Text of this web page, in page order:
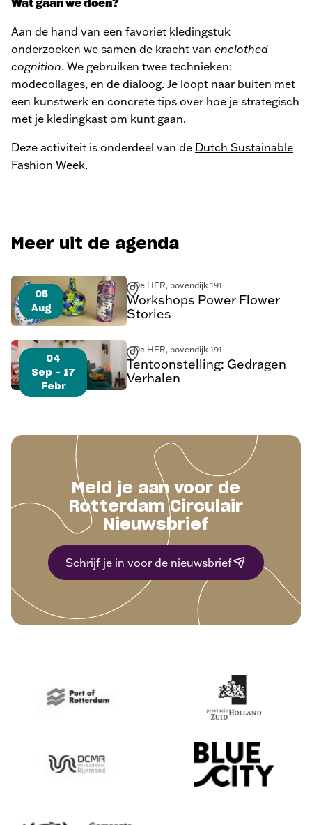
Aan de hand van een favoriet kledingstuk
onderzoeken we samen de kracht van enclothed
cognition. We gebruiken twee technieken:
modecollages, en de dialoog. Je loopt naar buiten met
een kunstwerk en concrete tips over hoe je strategisch
met je kledingkast om kunt gaan.
Deze activiteit is onderdeel van de Dutch Sustainable
Fashion Week.
Meer uit de agenda
05
Aug
De HER, bovendijk 191
Workshops Power Flower
Stories
04
Sep - 17
Febr
De HER, bovendijk 191
Tentoonstelling: Gedragen
Verhalen
Meld je aan voor de
Rotterdam Circulair
Nieuwsbrief
Schrijf je in voor de nieuwsbrief